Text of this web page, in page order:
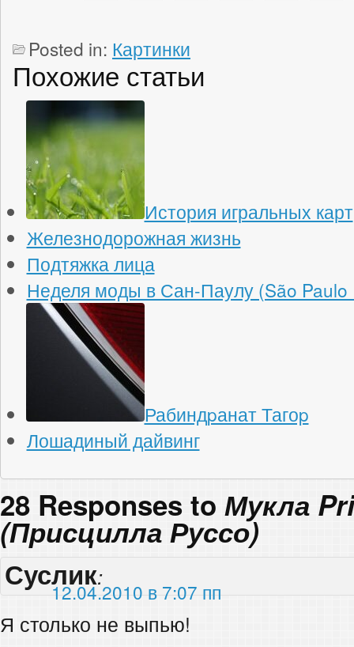
Posted in: Картинки
Похожие статьи
История игральных карт
Железнодорожная жизнь
Подтяжка лица
Неделя моды в Сан-Паулу (São Paulo
Рабиндpанат Тагоp
Лошадиный дайвинг
28 Responses to Мукла
(Присцилла Руссо)
Суслик:
12.04.2010 в 7:07 пп
Я столько не выпью!